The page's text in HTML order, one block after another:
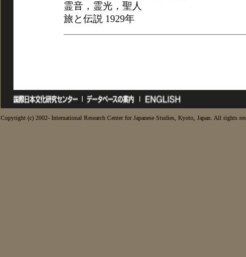
霊音，霊光，聖人
旅と伝説 1929年
Copyright (c) 2002- International Research Center for Japanese Studies, Kyoto, Japan. All rights